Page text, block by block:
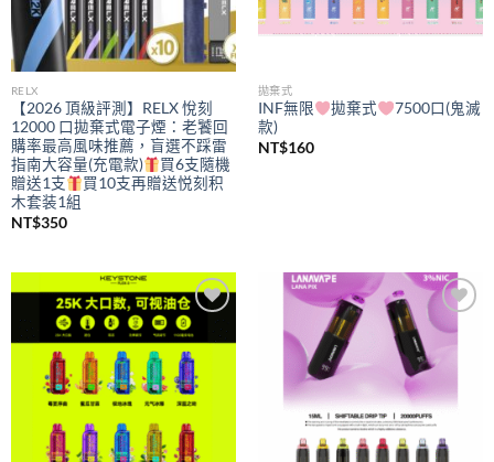
RELX
【2026 頂級評測】RELX 悅刻
12000 口拋棄式電子煙：老饕回
購率最高風味推薦，盲選不踩雷
指南大容量(充電款)
買6支隨機
贈送1支
買10支再贈送悦刻积
木套装1組
NT$350
拋棄式
INF無限 拋棄式
7500口(鬼滅
款)
NT$160
Add to
wishlist
Add to
wishlist